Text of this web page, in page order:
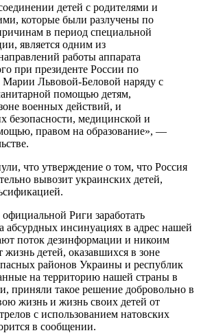
детей с родителями и
которые были разлучены по
в период специальной
является одним из
работы аппарата
при президенте России по
Марии Львовой-Беловой наряду с
помощью детям,
военных действий, и
безопасности, медицинской и
правом на образование», —
что утверждение о том, что Россия
вывозит украинских детей,
Риги заработать
абсурдных инсинуациях в адрес нашей
поток дезинформации и никоим
жизнь детей, оказавшихся в зоне
районов Украины и республик
на территорию нашей страны в
приняли такое решение добровольно в
жизнь и жизнь своих детей от
с использованием натовских
в сообщении.